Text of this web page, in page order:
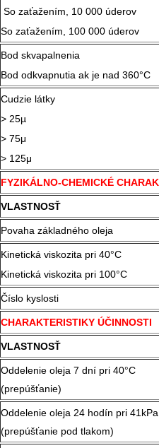
So zaťažením, 10 000 úderov
So zaťažením, 100 000 úderov
Bod skvapalnenia
Bod odkvapnutia ak je nad 360°C
Cudzie látky
> 25µ
> 75μ
> 125μ
FYZIKÁLNO-CHEMICKÉ
VLASTNOSŤ
Povaha základného oleja
Kinetická viskozita pri 40°C
Kinetická viskozita pri 100°C
Číslo kyslosti
CHARAKTERISTIKY ÚČINNOSTI
VLASTNOSŤ
Oddelenie oleja 7 dní pri 40°C
(prepúšťanie)
Oddelenie oleja 24 hodín pri 41kPa
(prepúšťanie pod tlakom)